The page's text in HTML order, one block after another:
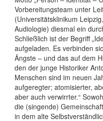
Vorbereitungsteam unter
(Universitätsklinikum
Audiologie) diesmal ein
Schließlich ist der Begriff
aufgeladen. Es verbinden
Ängste – und das auf dem
den der junge Historiker
Menschen sind im neuen
aufgeregter; atomisierter,
aber auch verwirrter.“
die (singende)
in dem alte